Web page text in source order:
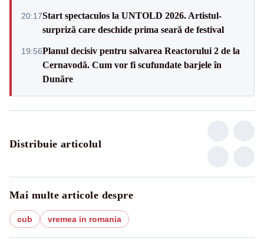
20:17Start spectaculos la UNTOLD 2026. Artistul-
surpriză care deschide prima seară de festival
19:56Planul decisiv pentru salvarea Reactorului 2 de la
Cernavodă. Cum vor fi scufundate barjele în
Dunăre
Distribuie articolul
Mai multe articole despre
cub vremea in romania